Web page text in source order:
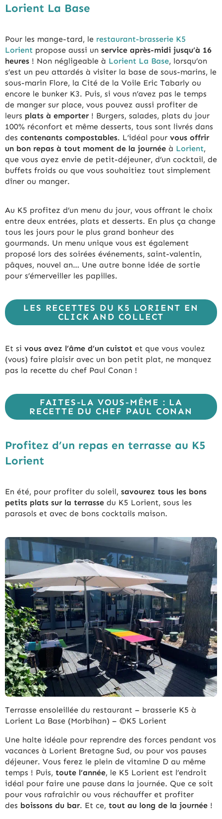
Lorient La Base
Pour les mange-tard, le restaurant-brasserie K5
Lorient propose aussi un service après-midi jusqu’à 16
heures ! Non négligeable à Lorient La Base, lorsqu’on
s’est un peu attardés à visiter la base de sous-marins, le
sous-marin Flore, la Cité de la Voile Eric Tabarly ou
encore le bunker K3. Puis, si vous n’avez pas le temps
de manger sur place, vous pouvez aussi profiter de
leurs plats à emporter! Burgers, salades, plats du jour
100% réconfort et même desserts, tous sont livrés dans
des contenants compostables. L’idéal pour vous offrir
un bon repas à tout moment de la journée à Lorient,
que vous ayez envie de petit-déjeuner, d’un cocktail, de
buffets froids ou que vous souhaitiez tout simplement
dîner ou manger.
Au K5 profitez d’un menu du jour, vous offrant le choix
entre deux entrées, plats et desserts. En plus ça change
tous les jours pour le plus grand bonheur des
gourmands. Un menu unique vous est également
proposé lors des soirées événements, saint-valentin,
pâques, nouvel an… Une autre bonne idée de sortie
pour s’émerveiller les papilles.
LES RECETTES DU K5 LORIENT EN
CLICK AND COLLECT
Et si vous avez l’âme d’un cuistot et que vous voulez
(vous) faire plaisir avec un bon petit plat, ne manquez
pas la recette du chef Paul Conan !
FAITES-LA VOUS-MÊME : LA
RECETTE DU CHEF PAUL CONAN
Profitez d’un repas en terrasse au K5
Lorient
En été, pour profiter du soleil, savourez tous les bons
petits plats sur la terrasse du K5 Lorient, sous les
parasols et avec de bons cocktails maison.
Terrasse ensoleillée du restaurant – brasserie K5 à
Lorient La Base (Morbihan) – ©K5 Lorient
Une halte idéale pour reprendre des forces pendant vos
vacances à Lorient Bretagne Sud, ou pour vos pauses
déjeuner. Vous ferez le plein de vitamine D au même
temps ! Puis, toute l’année, le K5 Lorient est l’endroit
idéal pour faire une pause dans la journée. Que ce soit
pour vous rafraichir ou vous réchauffer et profiter
des boissons du bar. Et ce, tout au long de la journée !